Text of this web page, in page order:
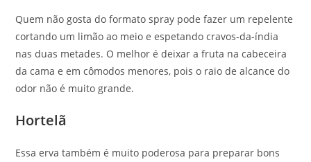
Quem não gosta do formato spray pode fazer um repelente
cortando um limão ao meio e espetando cravos-da-índia
nas duas metades. O melhor é deixar a fruta na cabeceira
da cama e em cômodos menores, pois o raio de alcance do
odor não é muito grande.
Hortelã
Essa erva também é muito poderosa para preparar bons